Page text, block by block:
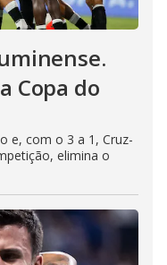
Copa do
e, com o 3 a 1, Cruz-
elimina o